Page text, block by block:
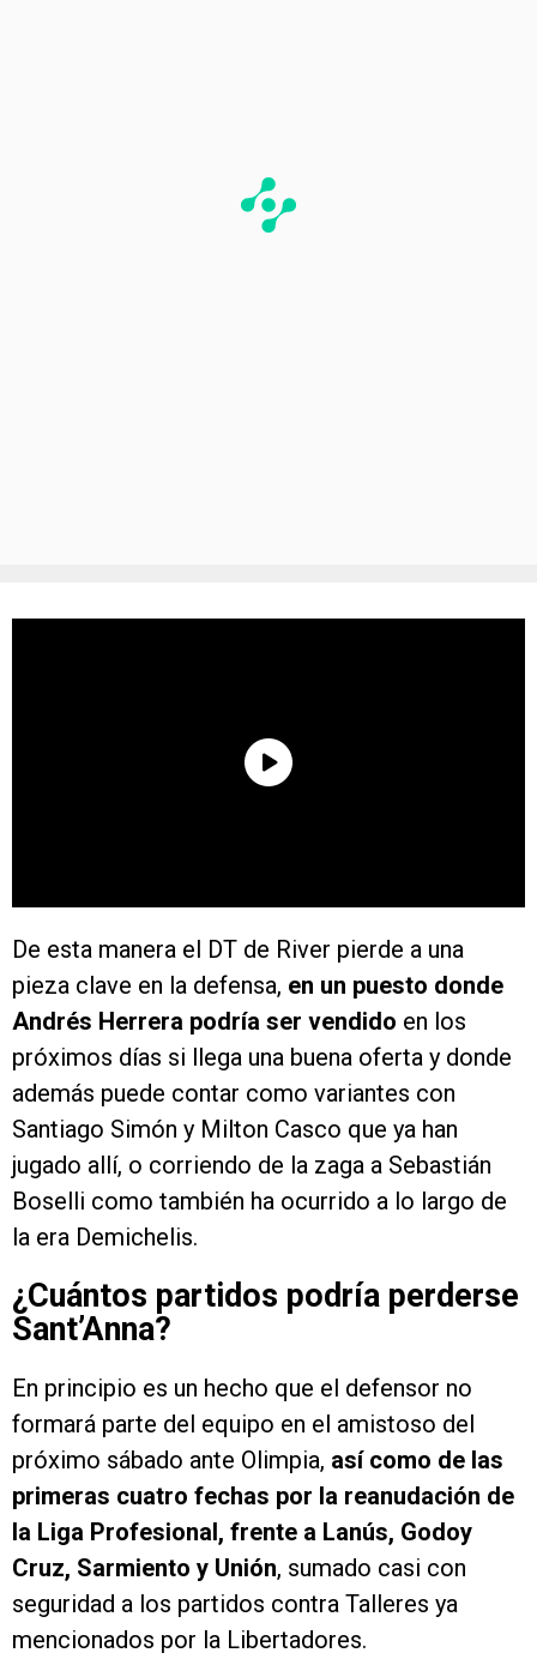
De esta manera el DT de River pierde a una
pieza clave en la defensa, en un puesto donde
Andrés Herrera podría ser vendido en los
próximos días si llega una buena oferta y donde
además puede contar como variantes con
Santiago Simón y Milton Casco que ya han
jugado allí, o corriendo de la zaga a Sebastián
Boselli como también ha ocurrido a lo largo de
la era Demichelis.
¿Cuántos partidos podría perderse
Sant’Anna?
En principio es un hecho que el defensor no
formará parte del equipo en el amistoso del
próximo sábado ante Olimpia, así como de las
primeras cuatro fechas por la reanudación de
la Liga Profesional, frente a Lanús, Godoy
Cruz, Sarmiento y Unión, sumado casi con
seguridad a los partidos contra Talleres ya
mencionados por la Libertadores.